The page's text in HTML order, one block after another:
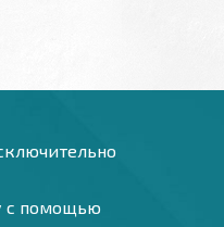
с помощью